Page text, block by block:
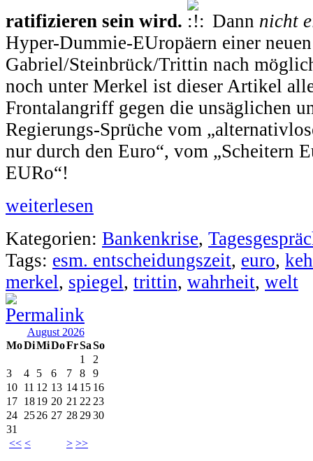
ratifizieren sein wird.
Dann nicht
Hyper-Dummie-EUropäern einer
Gabriel/Steinbrück/Trittin nach
noch unter Merkel ist dieser Artikel
Frontalangriff gegen die unsäglichen
Regierungs-Sprüche vom
nur durch den Euro“, vom „Scheitern
EURo“!
weiterlesen
Kategorien: Bankenkrise,
Tags: esm. entscheidungszeit, euro,
merkel, spiegel, trittin, wahrheit, welt
August 2026
MoDiMiDoFrSaSo
<< < > >>
1
2
3
4 5 6 7 8
9
10 11 12 13 14 15 16
17 1819 20 21 22 23
24 2526 27 28 2930
31